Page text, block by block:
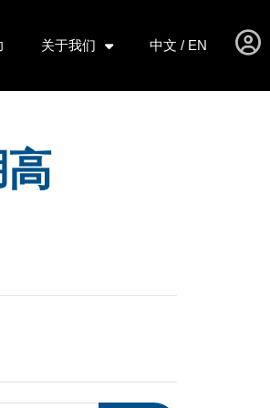
关于我们 中文 / EN